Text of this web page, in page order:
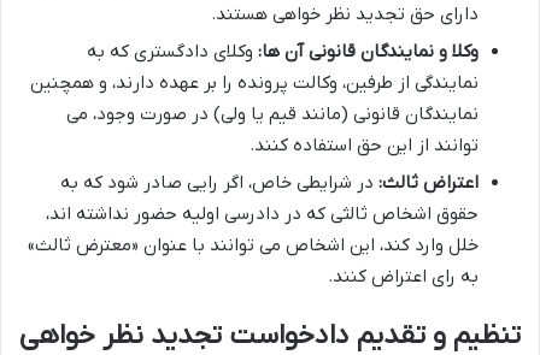
دارای حق تجدید نظر خواهی هستند.
وکلا و نمایندگان قانونی آن ها: وکلای دادگستری که به
نمایندگی از طرفین، وکالت پرونده را بر عهده دارند، و همچنین
نمایندگان قانونی (مانند قیم یا ولی) در صورت وجود، می
توانند از این حق استفاده کنند.
اعتراض ثالث: در شرایطی خاص، اگر رایی صادر شود که به
حقوق اشخاص ثالثی که در دادرسی اولیه حضور نداشته اند،
خلل وارد کند، این اشخاص می توانند با عنوان «معترض ثالث»
به رای اعتراض کنند.
تنظیم و تقدیم دادخواست تجدید نظر خواهی